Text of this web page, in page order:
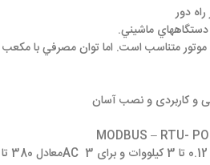
دور
ماشيني.
و کاربردی و نصب آسان
MODBUS – RTU-
ACمعادل 380 تا 480 ولت | 0.37 تا 30 کیلووات